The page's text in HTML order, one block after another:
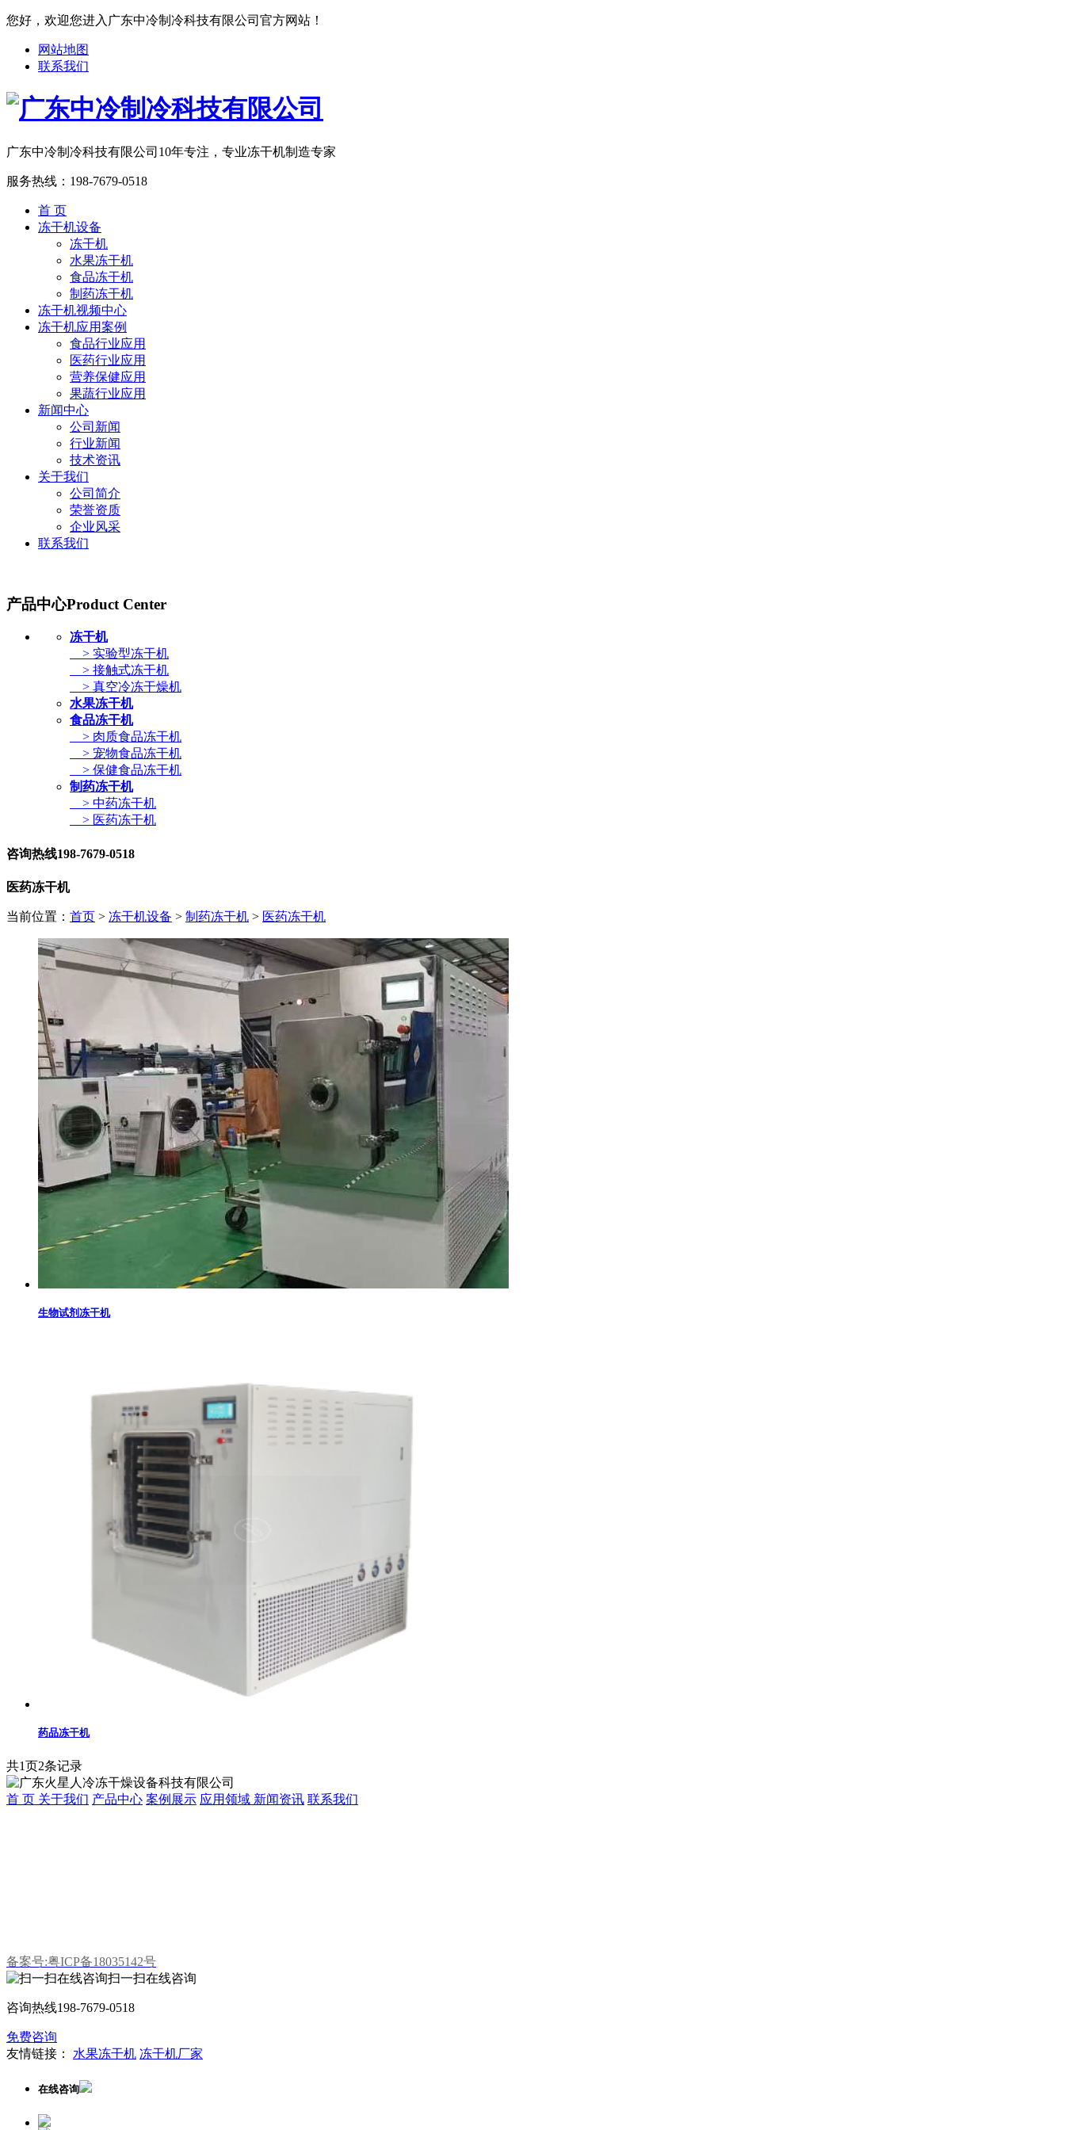
您好，欢迎您进入广东中冷制冷科技有限公司官方网站！
网站地图
联系我们
广东中冷制冷科技有限公司 10年专注，专业冻干机制造专家
服务热线： 198-7679-0518
首 页
冻干机设备
冻干机
水果冻干机
食品冻干机
制药冻干机
冻干机视频中心
冻干机应用案例
食品行业应用
医药行业应用
营养保健应用
果蔬行业应用
新闻中心
公司新闻
行业新闻
技术资讯
关于我们
公司简介
荣誉资质
企业风采
联系我们
产品中心Product Center
冻干机
> 实验型冻干机
> 接触式冻干机
> 真空冷冻干燥机
水果冻干机
食品冻干机
> 肉质食品冻干机
> 宠物食品冻干机
> 保健食品冻干机
制药冻干机
> 中药冻干机
> 医药冻干机
咨询热线198-7679-0518
医药冻干机
当前位置： 首页 > 冻干机设备 > 制药冻干机 > 医药冻干机
生物试剂冻干机
药品冻干机
共1页2条记录
首 页 关于我们 产品中心 案例展示 应用领域 新闻资讯 联系我们
备案号:粤ICP备18035142号
扫一扫在线咨询
咨询热线198-7679-0518
免费咨询
友情链接：
水果冻干机 冻干机厂家
在线咨询